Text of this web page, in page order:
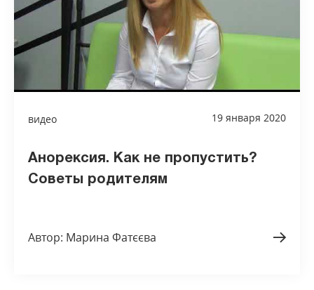
видео 19 января 2020
Анорексия. Как не пропустить?
Советы родителям
Автор: Марина Фатєєва